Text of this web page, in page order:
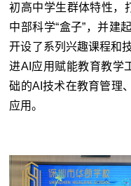
初高中学生群体特性，
中部科学“盒子”，并建
开设了系列兴趣课程和
进AI应用赋能教育教学
础的AI技术在教育管理
应用。